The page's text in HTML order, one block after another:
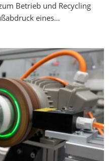
Betrieb und Recycling
eines…